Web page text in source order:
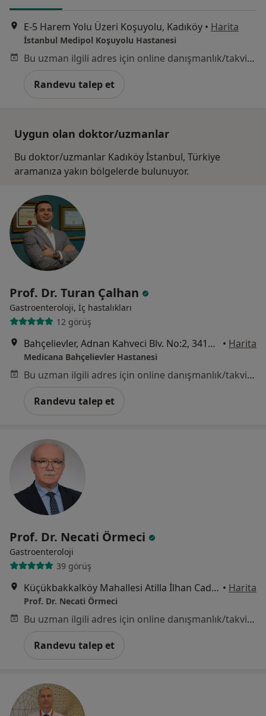
E-5 Harem Yolu Üzeri Koşuyolu, Kadıköy • Harita
İstanbul Medipol Koşuyolu Hastanesi
Bu uzman ilgili adres için online danışmanlık/takvim sunmuyor.
Randevu talep et
Uygun olan doktor/uzmanlar
Bu doktor/uzmanlar Kadıköy İstanbul, Türkiye
aramanıza yakın bölgelerde bulunuyor.
Prof. Dr. Turan Çalhan
Gastroenteroloji, İç hastalıkları
12 görüş
Bahçelievler, Adnan Kahveci Blv. No:2, 34180, İstanbul • Harita
Medicana Bahçelievler Hastanesi
Bu uzman ilgili adres için online danışmanlık/takvim sunmuyor.
Randevu talep et
Prof. Dr. Necati Örmeci
Gastroenteroloji
39 görüş
Küçükbakkalköy Mahallesi Atilla İlhan Caddesi No: 8/2 Ataşehir/İSTANBUL, İstanbul • Harita
Prof. Dr. Necati Örmeci
Bu uzman ilgili adres için online danışmanlık/takvim sunmuyor.
Randevu talep et